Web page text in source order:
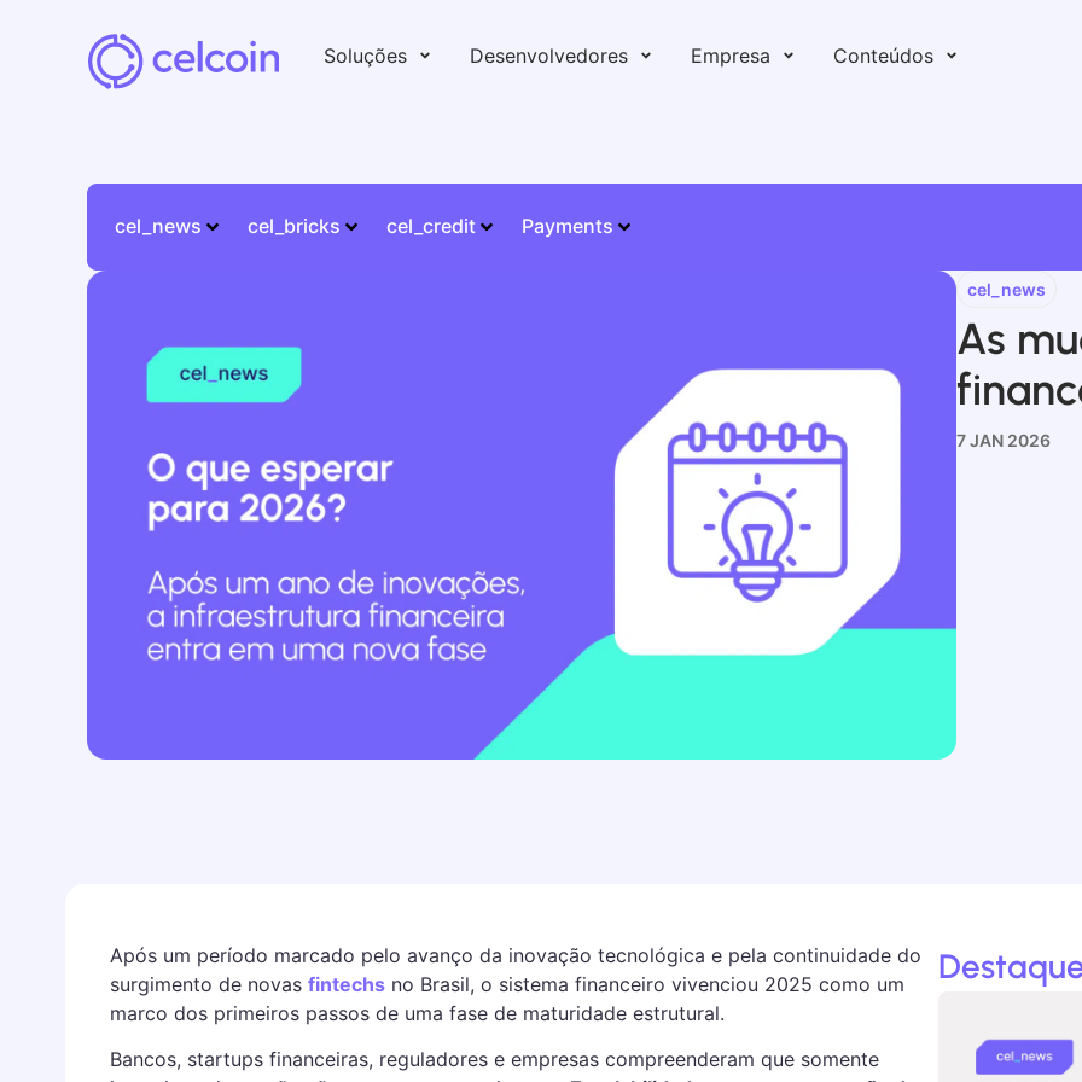
Soluções Desenvolvedores Empresa Conteúdos
cel_news cel_bricks cel_credit Payments
cel_news
As
7 JAN 2026
Após um período marcado pelo avanço da inovação tecnológica e pela continuidade do
surgimento de novas fintechsno Brasil, o sistema financeiro vivenciou 2025 como um
marco dos primeiros passos de uma fase de maturidade estrutural.
Bancos, startups financeiras, reguladores e empresas compreenderam que somente